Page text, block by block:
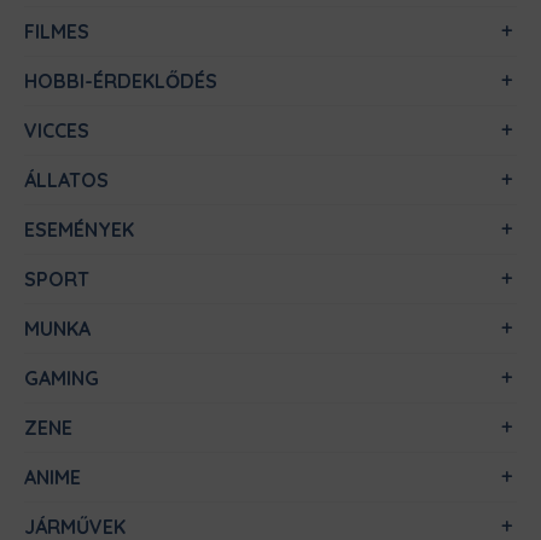
FILMES
HOBBI-ÉRDEKLŐDÉS
VICCES
ÁLLATOS
ESEMÉNYEK
SPORT
MUNKA
GAMING
ZENE
ANIME
JÁRMŰVEK